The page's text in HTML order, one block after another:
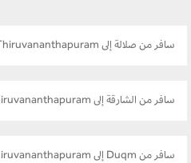
سافر من صلالة إلى Thiruvananthapuram
سافر من الشارقة إلى Thiruvananthapuram
سافر من Duqm إلى Thiruvananthapuram